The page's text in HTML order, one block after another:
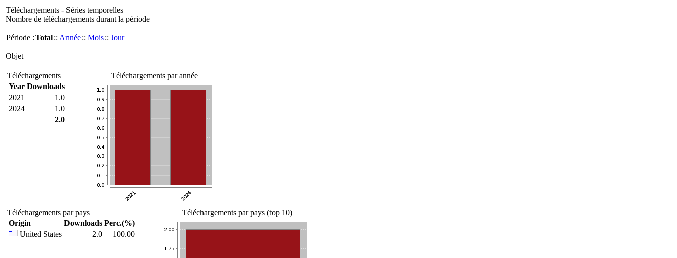
Téléchargements - Séries temporelles
Nombre de téléchargements durant la période
Période :Total:: Année:: Mois:: Jour
Objet
Téléchargements
Year Downloads
2021
1.0
2024
1.0
2.0
Téléchargements par année
Téléchargements par pays
Origin
Downloads Perc.(%)
United States
2.0 100.00
Téléchargements par pays (top 10)